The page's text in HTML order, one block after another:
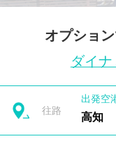
オプショ
ダイ
往路
出発空
高知